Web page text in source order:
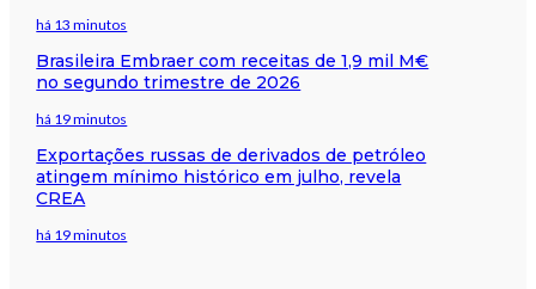
há 13 minutos
Brasileira Embraer com receitas de 1,9 mil M€
no segundo trimestre de 2026
há 19 minutos
Exportações russas de derivados de petróleo
atingem mínimo histórico em julho, revela
CREA
há 19 minutos